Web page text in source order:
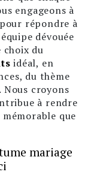
engageons à
répondre à
dévouée
choix du
idéal, en
du thème
croyons
à rendre
que
mariage